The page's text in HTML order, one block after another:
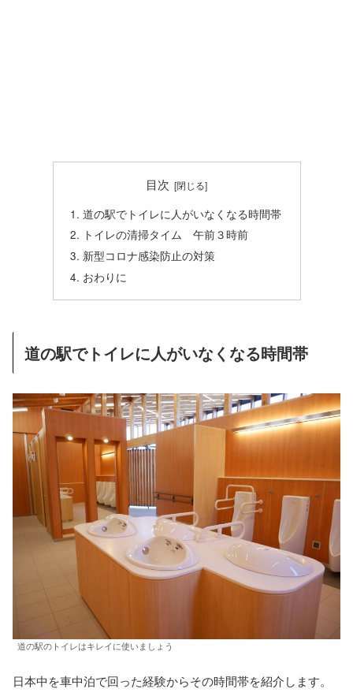
目次
道の駅でトイレに人がいなくなる時間帯
トイレの清掃タイム 午前３時前
新型コロナ感染防止の対策
おわりに
道の駅でトイレに人がいなくなる時間帯
道の駅のトイレはキレイに使いましょう
日本中を車中泊で回った経験からその時間帯を紹介します。